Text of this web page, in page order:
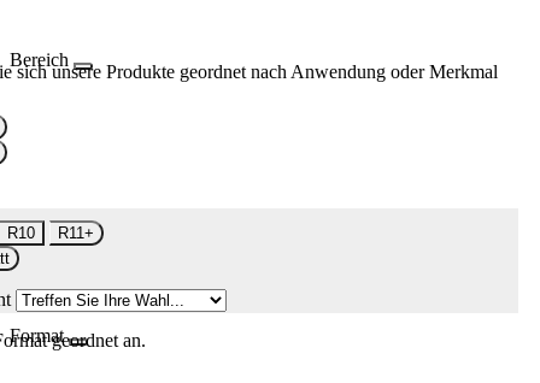
Bereich
sich unsere Produkte geordnet nach Anwendung oder Merkmal
R10
R11+
Formatgeordnet an.